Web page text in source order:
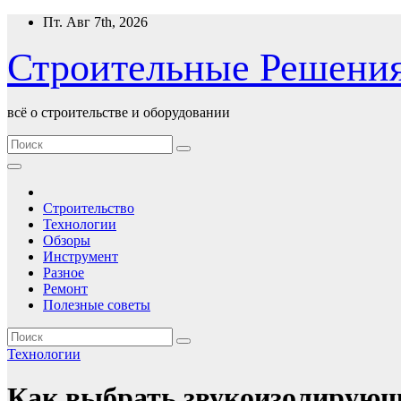
Перейти
содержимому
Пт. Авг 7th, 2026
Строительные
всё о строительстве и оборудовании
Строительство
Технологии
Обзоры
Инструмент
Разное
Ремонт
Полезные советы
Технологии